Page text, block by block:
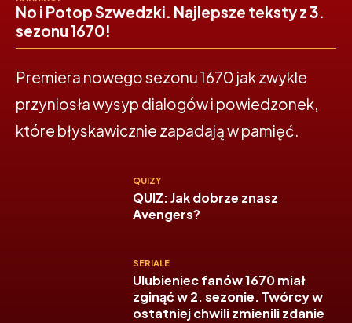
No i Potop Szwedzki. Najlepsze teksty z 3.
sezonu 1670!
Premiera nowego sezonu 1670 jak zwykle
przyniosła wysyp dialogów i powiedzonek,
które błyskawicznie zapadają w pamięć.
QUIZY
QUIZ: Jak dobrze znasz
Avengers?
SERIALE
Ulubieniec fanów 1670 miał
zginąć w 2. sezonie. Twórcy w
ostatniej chwili zmienili zdanie